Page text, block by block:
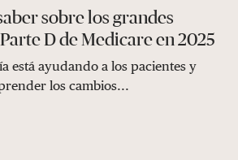
sobre los grandes
D de Medicare en 2025
está ayudando a los pacientes y
los cambios...